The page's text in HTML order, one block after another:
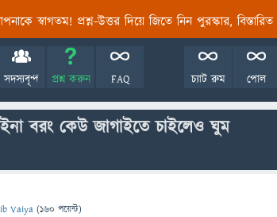
স্বাগতম! প্রশ্ন-উত্তর দিয়ে জিতে নিন পুরস্কার, বিস্তারিত
সদস্যবৃন্দ প্রশ্ন করুন FAQ পোল
চ্যাট রুম
বরং কেউ জাগাইতে চাইলেও ঘুম
Vaiya (160 পয়েন্ট)